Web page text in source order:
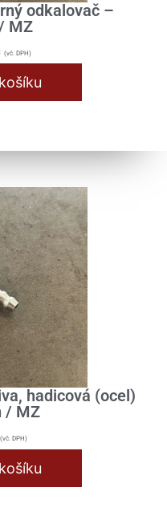
odkalovač –
MZ
(vč. DPH)
hadicová (ocel)
/ MZ
(vč. DPH)